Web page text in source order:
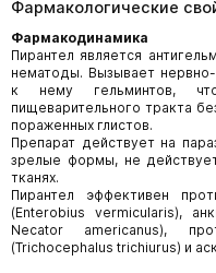
Фармакологические
Фармакодинамика
Пирантел является
нематоды. Вызывает
к нему гельминтов,
пищеварительного тракта
пораженных глистов.
Препарат действует на
зрелые формы, не
тканях.
Пирантел эффективен
(Enterobius vermicularis),
Necator americanus),
(Trichocephalus trichiurus) и